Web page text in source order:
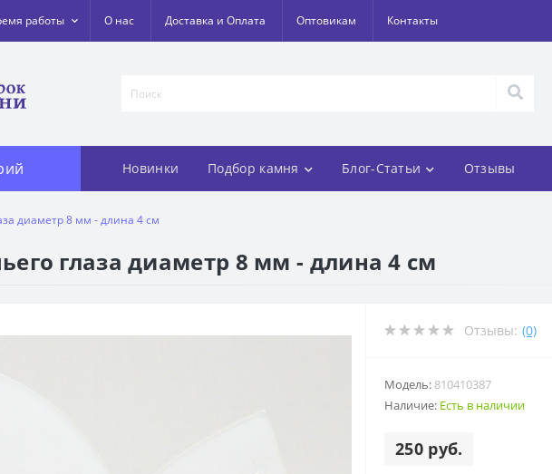
работы О нас Доставка и Оплата Оптовикам Контакты
Новинки Подбор камня Блог-Статьи Отзывы
диаметр 8 мм - длина 4 см
глаза диаметр 8 мм - длина 4 см
Отзывы: (0)
Модель: 810410387
Наличие: Есть в наличии
250 руб.